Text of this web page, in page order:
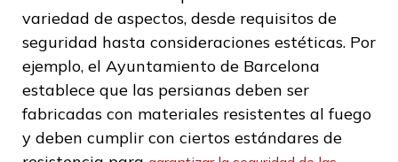
variedad de aspectos, desde requisitos de
seguridad hasta consideraciones estéticas. Por
ejemplo, el Ayuntamiento de Barcelona
establece que las persianas deben ser
fabricadas con materiales resistentes al fuego
y deben cumplir con ciertos estándares de